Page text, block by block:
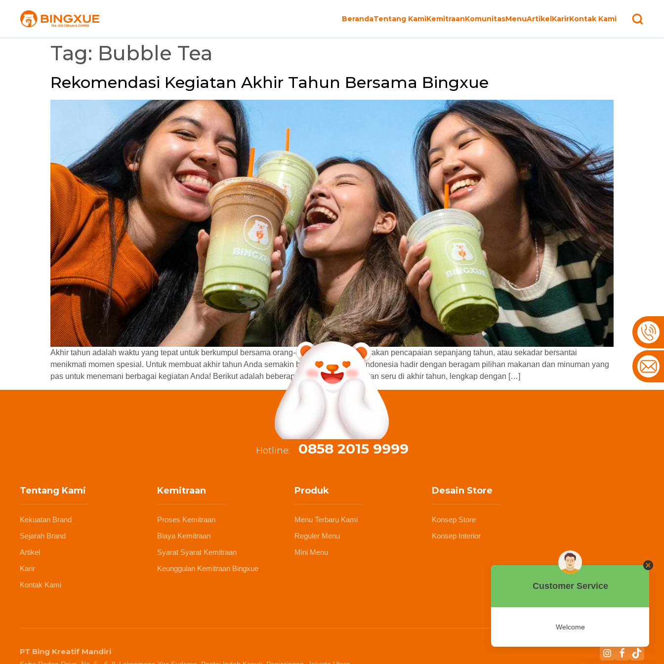
BerandaTentang KamiKemitraanKomunitasMenuArtikelKarirKontak Kami
Tag: Bubble Tea
Rekomendasi Kegiatan Akhir Tahun Bersama Bingxue
Akhir tahun adalah waktu yang tepat untuk berkumpul bersama orang-orang terdekat, merayakan pencapaian sepanjang tahun, atau sekadar bersantai
menikmati momen spesial. Untuk membuat akhir tahun Anda semakin berkesan, Bingxue Indonesia hadir dengan beragam pilihan makanan dan minuman yang
pas untuk menemani berbagai kegiatan Anda! Berikut adalah beberapa rekomendasi kegiatan seru di akhir tahun, lengkap dengan […]
Hotline: 0858 2015 9999
Tentang Kami
Kekuatan Brand
Sejarah Brand
Artikel
Karir
Kontak Kami
Kemitraan
Proses Kemitraan
Biaya Kemitraan
Syarat Syarat Kemitraan
Keunggulan Kemitraan Bingxue
Produk
Menu Terbaru Kami
Reguler Menu
Mini Menu
Desain Store
Konsep Store
Konsep Interior
PT Bing Kreatif Mandiri